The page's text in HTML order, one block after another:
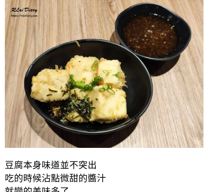
豆腐本身味道並不突出
吃的時候沾點微甜的醬汁